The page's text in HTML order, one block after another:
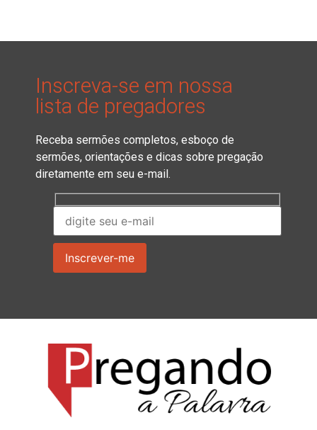
Inscreva-se em nossa
lista de pregadores
Receba sermões completos, esboço de
sermões, orientações e dicas sobre pregação
diretamente em seu e-mail.